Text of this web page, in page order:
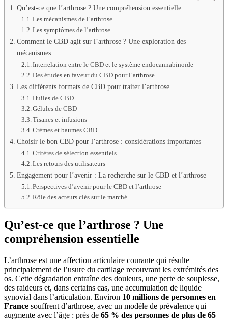
Qu’est-ce que l’arthrose ? Une compréhension essentielle
Les mécanismes de l’arthrose
Les symptômes de l’arthrose
Comment le CBD agit sur l’arthrose ? Une exploration des
mécanismes
Interrelation entre le CBD et le système endocannabinoïde
Des études en faveur du CBD pour l’arthrose
Les différents formats de CBD pour traiter l’arthrose
Huiles de CBD
Gélules de CBD
Tisanes et infusions
Crèmes et baumes CBD
Choisir le bon CBD pour l’arthrose : considérations importantes
Critères de sélection essentiels
Les retours des utilisateurs
Engagement pour l’avenir : La recherche sur le CBD et l’arthrose
Perspectives d’avenir pour le CBD et l’arthrose
Rôle des acteurs clés sur le marché
Qu’est-ce que l’arthrose ? Une
compréhension essentielle
L’arthrose est une affection articulaire courante qui résulte
principalement de l’usure du cartilage recouvrant les extrémités des
os. Cette dégradation entraîne des douleurs, une perte de souplesse,
des raideurs et, dans certains cas, une accumulation de liquide
synovial dans l’articulation. Environ 10 millions de personnes en
France souffrent d’arthrose, avec un modèle de prévalence qui
augmente avec l’âge : près de 65 % des personnes de plus de 65